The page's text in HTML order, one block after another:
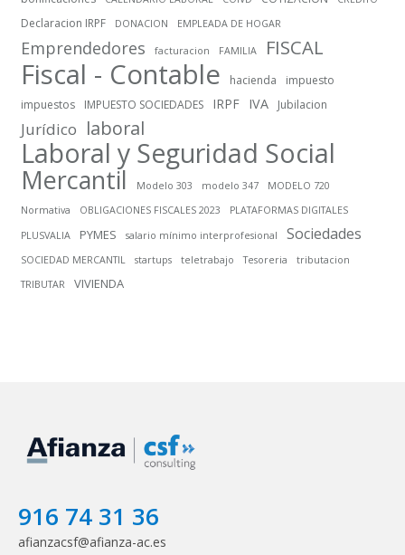
Declaracion IRPF DONACION EMPLEADA DE HOGAR
Emprendedores facturacion FAMILIA FISCAL
Fiscal - Contable hacienda
impuesto
impuestos
IMPUESTO SOCIEDADES IRPF IVA Jubilacion
Jurídico laboral
Laboral y Seguridad Social
Mercantil Modelo 303 modelo 347
MODELO 720
Normativa
OBLIGACIONES FISCALES 2023
PLATAFORMAS DIGITALES
PLUSVALIA
PYMES salario mínimo interprofesional Sociedades
SOCIEDAD MERCANTIL startups teletrabajo Tesoreria
tributacion
TRIBUTAR
VIVIENDA
916 74 31 36
afianzacsf@afianza-ac.es